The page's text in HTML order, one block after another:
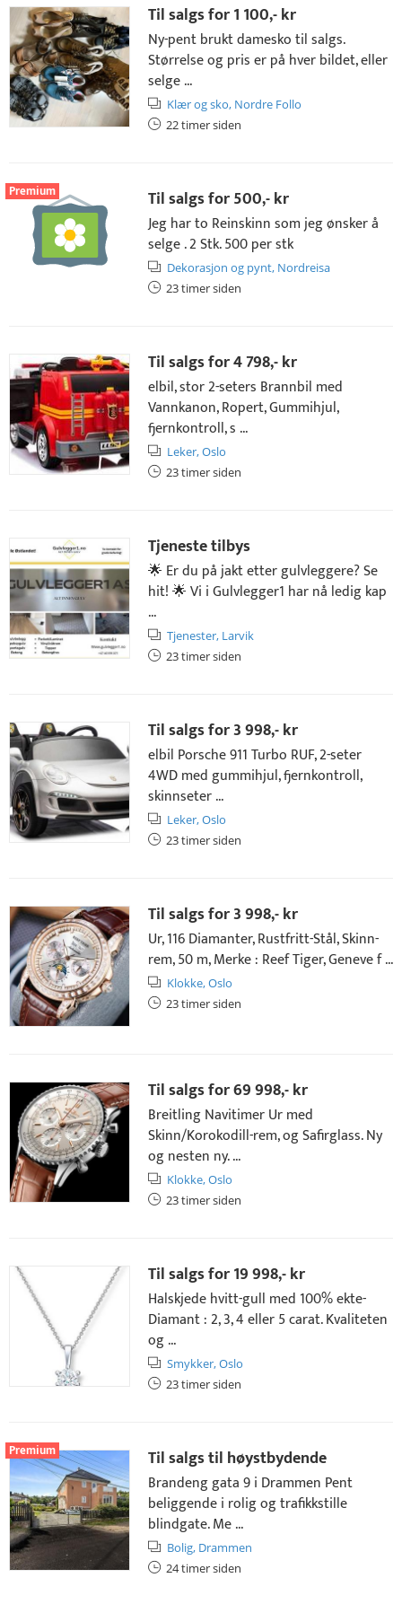
Til salgs for1 100,- kr
Ny-pent brukt damesko til salgs.
Størrelse og pris er på hver bildet, eller
selge ...
Klær og sko, Nordre Follo
22 timer siden
Premium Til salgs for500,- kr
Jeg har to Reinskinn som jeg ønsker å
selge . 2 Stk. 500 per stk
Dekorasjon og pynt, Nordreisa
23 timer siden
Til salgs for4 798,- kr
elbil, stor 2-seters Brannbil med
Vannkanon, Ropert, Gummihjul,
fjernkontroll, s ...
Leker,Oslo
23 timer siden
Tjeneste tilbys
🌟 Er du på jakt etter gulvleggere? Se
hit! 🌟 Vi i Gulvlegger1 har nå ledig kap
...
Tjenester, Larvik
23 timer siden
Til salgs for3 998,- kr
elbil Porsche 911 Turbo RUF, 2-seter
4WD med gummihjul, fjernkontroll,
skinnseter ...
Leker,Oslo
23 timer siden
Til salgs for3 998,- kr
Ur, 116 Diamanter, Rustfritt-Stål, Skinn-
rem, 50 m, Merke : Reef Tiger, Geneve f ...
Klokke,Oslo
23 timer siden
Til salgs for69 998,- kr
Breitling Navitimer Ur med
Skinn/Korokodill-rem, og Safirglass. Ny
og nesten ny. ...
Klokke,Oslo
23 timer siden
Til salgs for19 998,- kr
Halskjede hvitt-gull med 100% ekte-
Diamant : 2, 3, 4 eller 5 carat. Kvaliteten
og ...
Smykker,Oslo
23 timer siden
Premium Til salgs til høystbydende
Brandeng gata 9 i Drammen Pent
beliggende i rolig og trafikkstille
blindgate. Me ...
Bolig, Drammen
24 timer siden